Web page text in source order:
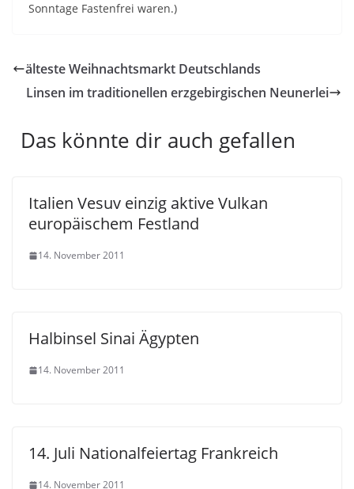
Sonntage Fastenfrei waren.)
älteste Weihnachtsmarkt Deutschlands
Linsen im traditionellen erzgebirgischen Neunerlei
Das könnte dir auch gefallen
Italien Vesuv einzig aktive Vulkan
europäischem Festland
14. November 2011
Halbinsel Sinai Ägypten
14. November 2011
14. Juli Nationalfeiertag Frankreich
14. November 2011